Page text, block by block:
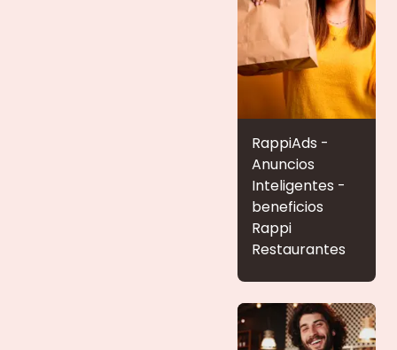
RappiAds -
Anuncios
Inteligentes -
beneficios
Rappi
Restaurantes